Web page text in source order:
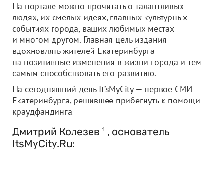
На портале можно прочитать о талантливых
людях, их смелых идеях, главных культурных
событиях города, ваших любимых местах
и многом другом. Главная цель издания —
вдохновлять жителей Екатеринбурга
на позитивные изменения в жизни города и тем
самым способствовать его развитию.
На сегодняшний день It’sMyCity — первое СМИ
Екатеринбурга, решившее прибегнуть к помощи
краудфандинга.
Дмитрий Колезев 1 , основатель
ItsMyCity.Ru: